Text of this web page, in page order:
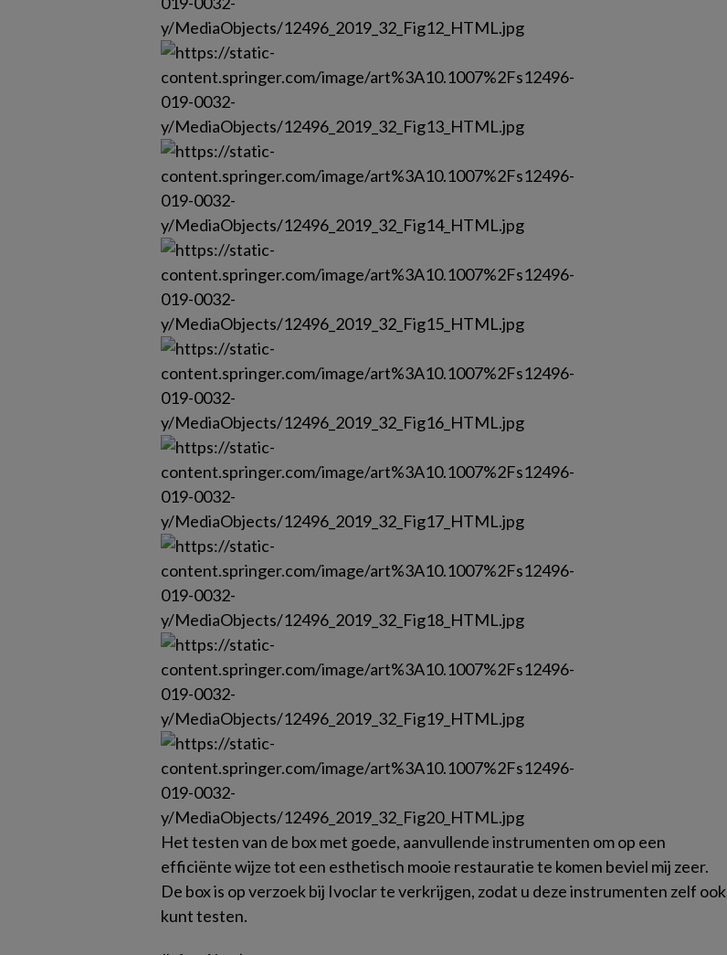
Het testen van de box met goede, aanvullende instrumenten om op een
efficiënte wijze tot een esthetisch mooie restauratie te komen beviel mij zeer.
De box is op verzoek bij Ivoclar te verkrijgen, zodat u deze instrumenten zelf ook
kunt testen.